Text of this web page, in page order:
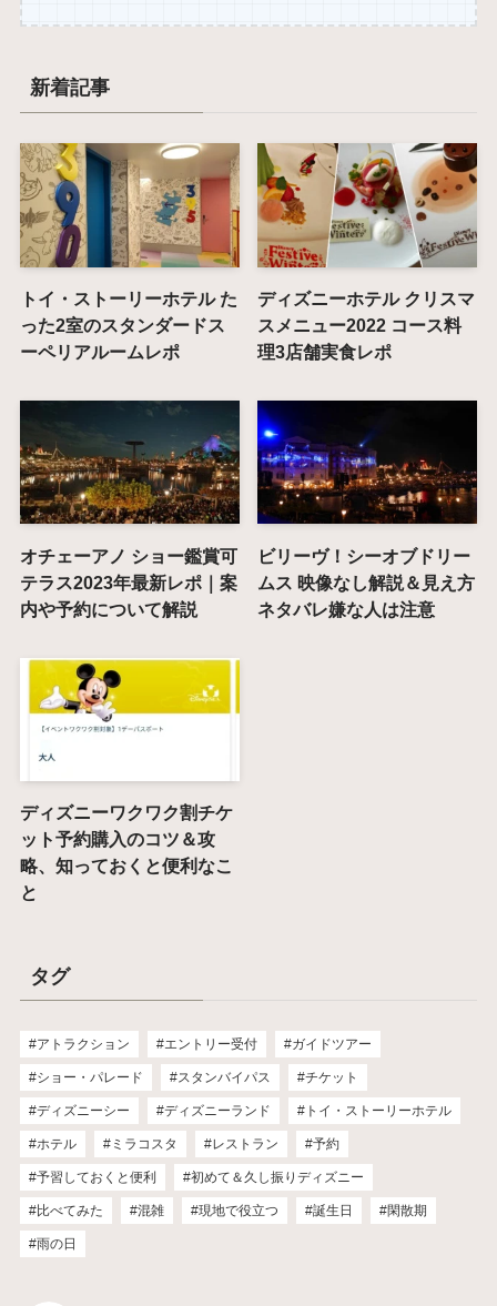
新着記事
トイ・ストーリーホテル た
った2室のスタンダードス
ーペリアルームレポ
ディズニーホテル クリスマ
スメニュー2022 コース料
理3店舗実食レポ
オチェーアノ ショー鑑賞可
テラス2023年最新レポ｜案
内や予約について解説
ビリーヴ！シーオブドリー
ムス 映像なし解説＆見え方
ネタバレ嫌な人は注意
ディズニーワクワク割チケ
ット予約購入のコツ＆攻
略、知っておくと便利なこ
と
タグ
アトラクション エントリー受付 ガイドツアー
ショー・パレード スタンバイパス チケット
ディズニーシー ディズニーランド トイ・ストーリーホテル
ホテル ミラコスタ レストラン 予約
予習しておくと便利 初めて＆久し振りディズニー
比べてみた 混雑 現地で役立つ 誕生日 閑散期
雨の日